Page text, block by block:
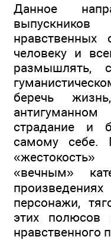
Данное
нравственных
человеку и
размышлять,
беречь
страдание и
самому себе.
«вечным»
персонажи,
этих полюсов
нравственного